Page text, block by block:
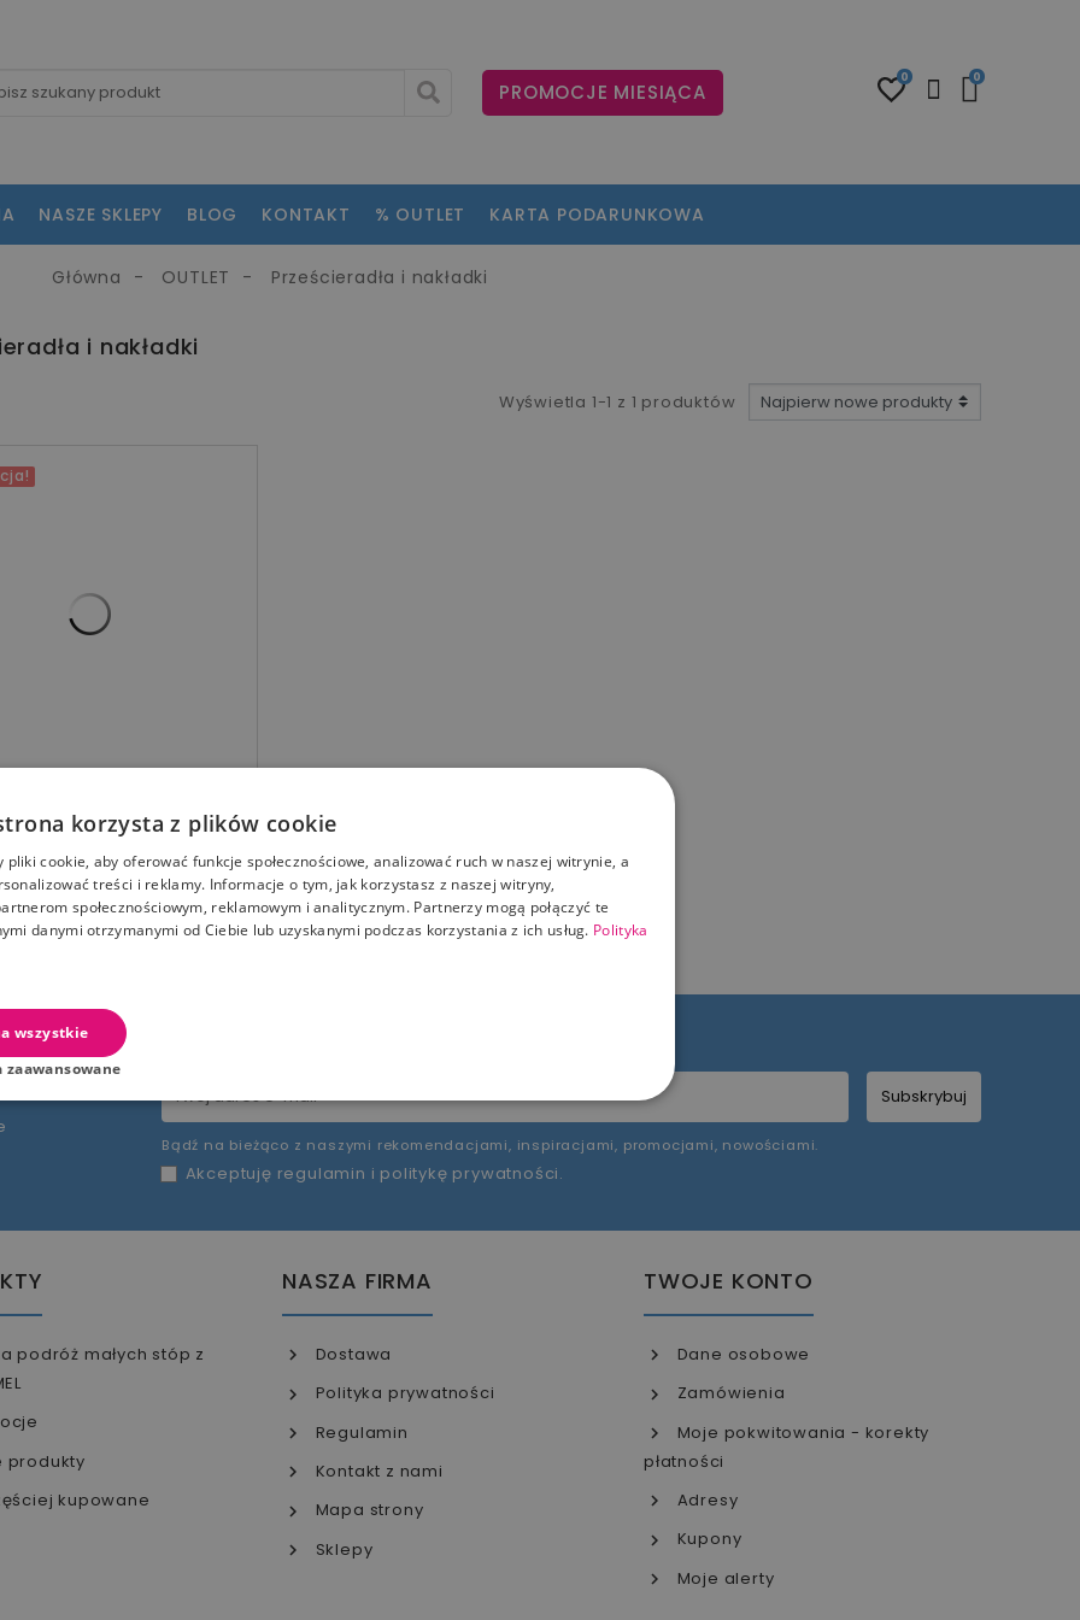
PROMOCJE MIESIĄCA
0 0
NASZE SKLEPY BLOG KONTAKT % OUTLET KARTA PODARUNKOWA
Główna OUTLET Prześcieradła i nakładki
i nakładki
Wyświetla 1-1 z 1 produktów
na przewijak 50/70
Cena
67,89 zł
Do Koszyka
Subskrybuj
Bądź na bieżąco z naszymi rekomendacjami, inspiracjami, promocjami, nowościami.
Akceptuję regulamin i politykę prywatności.
podróż małych stóp z
produkty
kupowane
NASZA FIRMA
Dostawa
Polityka prywatności
Regulamin
Kontakt z nami
Mapa strony
Sklepy
TWOJE KONTO
Dane osobowe
Zamówienia
Moje pokwitowania - korekty
płatności
Adresy
Kupony
Moje alerty
korzysta z plików cookie
pliki cookie, aby oferować funkcje społecznościowe, analizować ruch w naszej witrynie, a
treści i reklamy. Informacje o tym, jak korzystasz z naszej witryny,
społecznościowym, reklamowym i analitycznym. Partnerzy mogą połączyć te
danymi otrzymanymi od Ciebie lub uzyskanymi podczas korzystania z ich usług. Polityka
wszystkie